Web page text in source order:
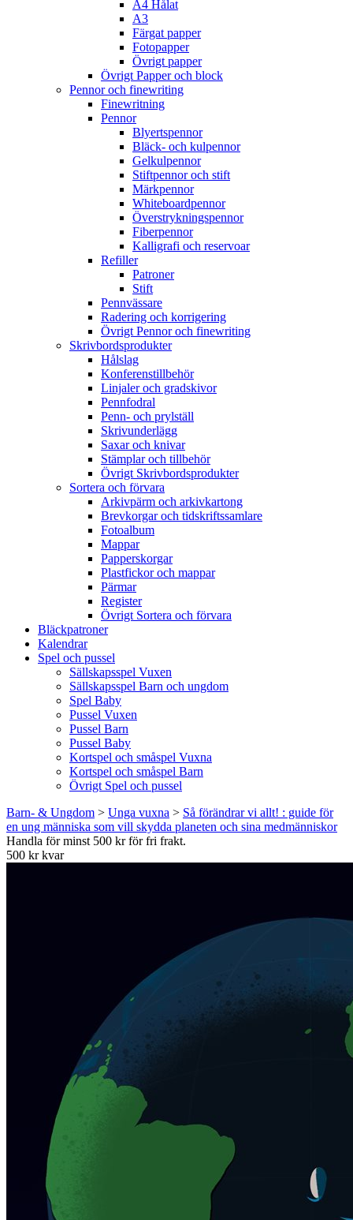
A4 Hålat
A3
Färgat papper
Fotopapper
Övrigt papper
Övrigt Papper och block
Pennor och finewriting
Finewritning
Pennor
Blyertspennor
Bläck- och kulpennor
Gelkulpennor
Stiftpennor och stift
Märkpennor
Whiteboardpennor
Överstrykningspennor
Fiberpennor
Kalligrafi och reservoar
Refiller
Patroner
Stift
Pennvässare
Radering och korrigering
Övrigt Pennor och finewriting
Skrivbordsprodukter
Hålslag
Konferenstillbehör
Linjaler och gradskivor
Pennfodral
Penn- och prylställ
Skrivunderlägg
Saxar och knivar
Stämplar och tillbehör
Övrigt Skrivbordsprodukter
Sortera och förvara
Arkivpärm och arkivkartong
Brevkorgar och tidskriftssamlare
Fotoalbum
Mappar
Papperskorgar
Plastfickor och mappar
Pärmar
Register
Övrigt Sortera och förvara
Bläckpatroner
Kalendrar
Spel och pussel
Sällskapsspel Vuxen
Sällskapsspel Barn och ungdom
Spel Baby
Pussel Vuxen
Pussel Barn
Pussel Baby
Kortspel och småspel Vuxna
Kortspel och småspel Barn
Övrigt Spel och pussel
Barn- & Ungdom > Unga vuxna > Så förändrar vi allt! : guide för
en ung människa som vill skydda planeten och sina medmänniskor
Handla för minst 500 kr för fri frakt.
500 kr kvar